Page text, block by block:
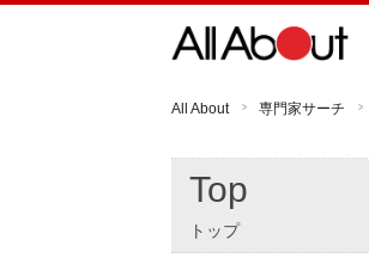
All About 専門家サーチ
Top
トップ